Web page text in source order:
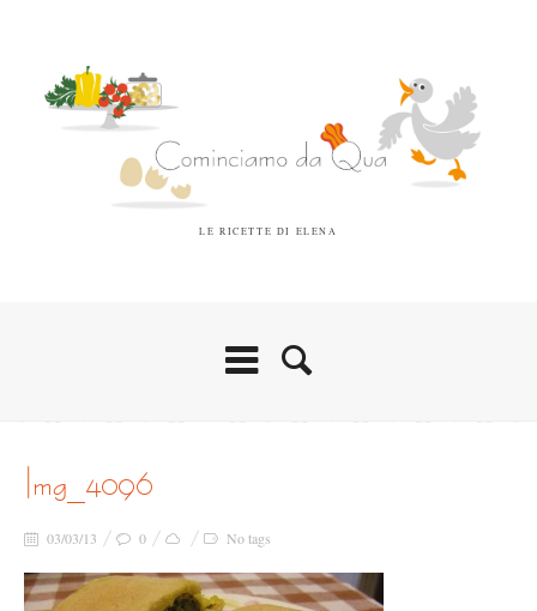
LE RICETTE DI ELENA
img_4096
03/03/13 0 No tags